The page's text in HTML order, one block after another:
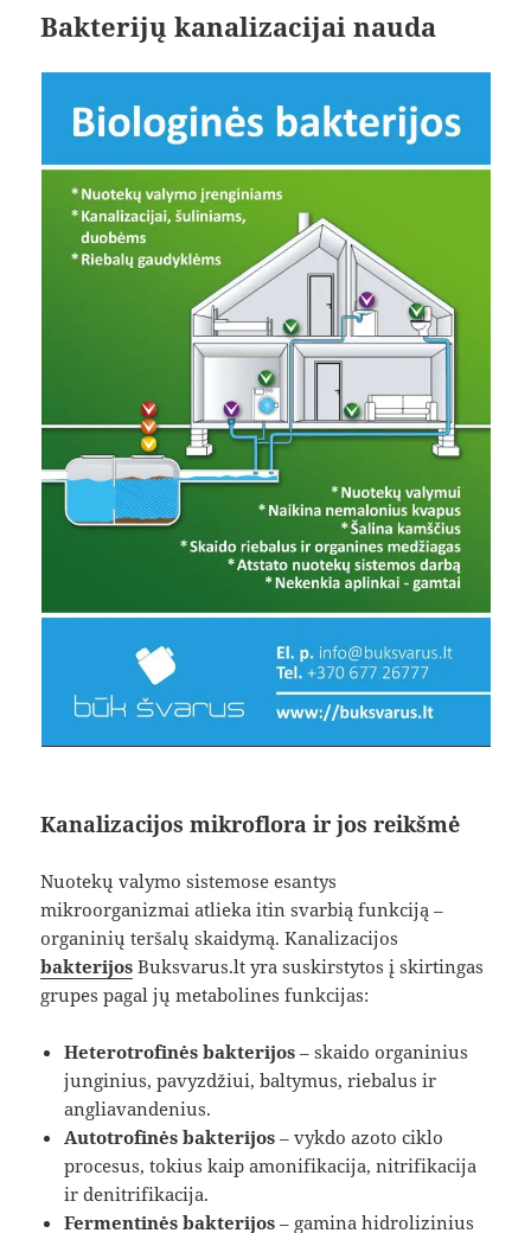
Bakterijų kanalizacijai nauda
Kanalizacijos mikroflora ir jos reikšmė
Nuotekų valymo sistemose esantys
mikroorganizmai atlieka itin svarbią funkciją –
organinių teršalų skaidymą. Kanalizacijos
bakterijos Buksvarus.lt yra suskirstytos į skirtingas
grupes pagal jų metabolines funkcijas:
Heterotrofinės bakterijos – skaido organinius
junginius, pavyzdžiui, baltymus, riebalus ir
angliavandenius.
Autotrofinės bakterijos – vykdo azoto ciklo
procesus, tokius kaip amonifikacija, nitrifikacija
ir denitrifikacija.
Fermentinės bakterijos – gamina hidrolizinius